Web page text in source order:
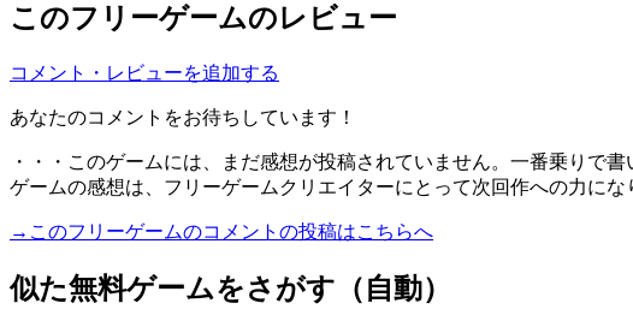
このフリーゲームのレビュー
コメント・レビューを追加する
あなたのコメントをお待ちしています！
・・・このゲームには、まだ感想が投稿されていません。一番乗りで書
ゲームの感想は、フリーゲームクリエイターにとって次回作への力にな
→このフリーゲームのコメントの投稿はこちらへ
似た無料ゲームをさがす（自動）